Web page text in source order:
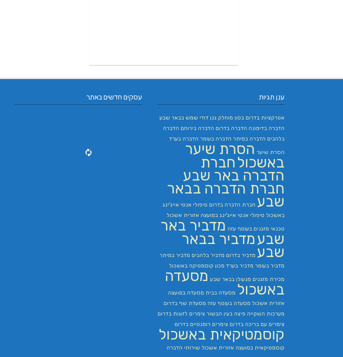
עסקים חדשים באתר ענן תגיות
אטרקציות בדרום בטון מוחלק גנן דודי שמש בבאר שבע
הדברה בדימונה הדברה בדרום הדברה בירוחם הדברה
בלהבים הדברה במיתר הדברה בעומר הדברה בערד
הסרת שיער הסרת שיער
באשכול חברת
הדברה באר שבע
חברת הדברה בבאר
שבע חברת הדברה בדרום טיפולי אנטי אייג'ינג
באשכול טיפולי אנטי אייג'ינג במועצה אזורית אשכול
טכנאי מזגנים בעוטף עזה מדביר באר
שבעמדביר בבאר
שבע מדביר בדרום מדביר בלהבים מדביר במיתר
מדביר בעומר מדביר בערד מכון קוסמטיקה באשכול
מכירת מזגנים מנעולן בבאר שבע מסעדה
באשכול מסעדה בבית מסעדה במועצה
אזורית אשכול מסעדה בעוטף עזה מסעדת שף בדרום
מערכות השקייה פיצה בעין הבשור צימרים לזוגות בדרום
צימרים עם בריכה בדרום צימרים רומנטיים בדרום
קוסמטיקאית באשכול
קוסמטיקאית במועצה אזורית אשכול שירותי הדברה